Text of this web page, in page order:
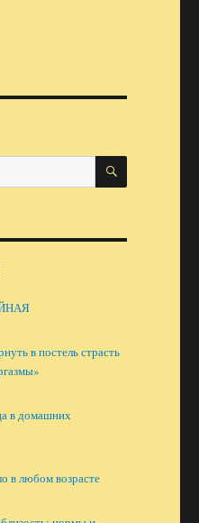
ПОИСК
в постель страсть
в домашних
в любом возрасте